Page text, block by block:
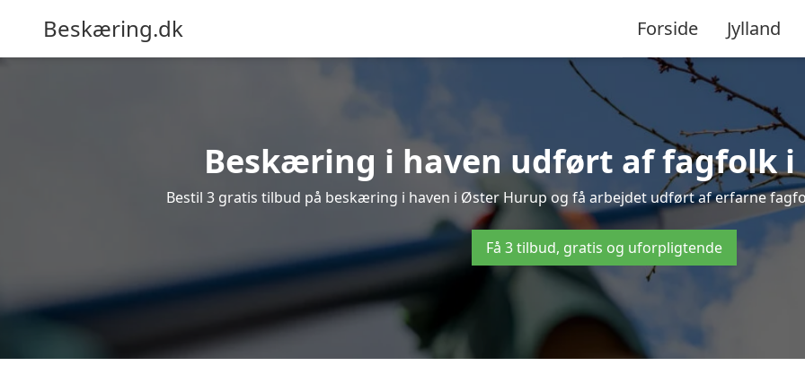
Beskæring.dk Forside Jylland
Beskæring i haven udført af fagfolk
Bestil 3 gratis tilbud på beskæring i haven i Øster Hurup og få arbejdet udført af erfarne
Få 3 tilbud, gratis og uforpligtende